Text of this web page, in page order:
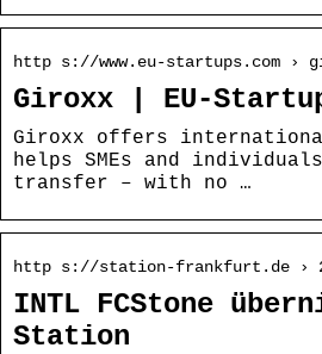
http s://www.eu-startups.com ›
Giroxx | EU-
Giroxx offers
helps SMEs and
transfer – with no …
http s://station-frankfurt.de ›
INTL FCStone
Station